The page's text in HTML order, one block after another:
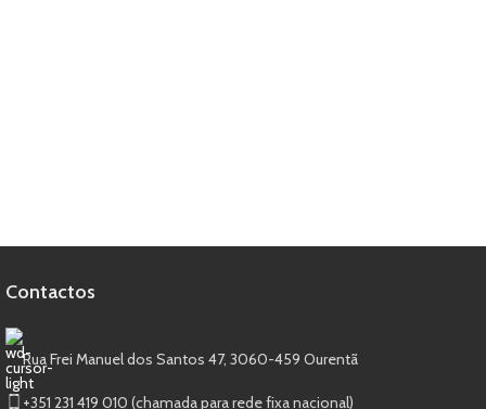
Contactos
Rua Frei Manuel dos Santos 47, 3060-459 Ourentã​
+351 231 419 010 (chamada para rede fixa nacional)